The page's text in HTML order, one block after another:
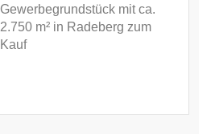
Gewerbegrundstück mit ca.
2.750 m² in Radeberg zum
Kauf